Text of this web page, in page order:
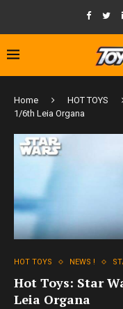
Home HOT TOYS
1/6th Leia Organa
HOT TOYS NEWS !
Hot Toys: Star
Leia Organa